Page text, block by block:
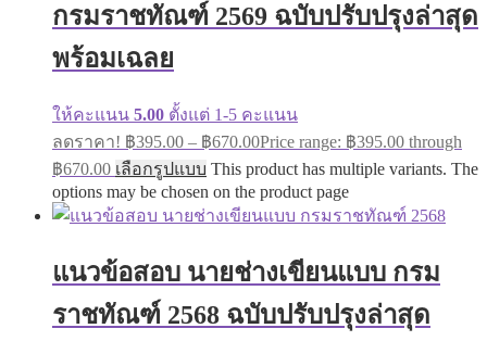
กรมราชทัณฑ์ 2569 ฉบับปรับปรุงล่าสุด
พร้อมเฉลย
ให้คะแนน 5.00 ตั้งแต่ 1-5 คะแนน
ลดราคา! ฿395.00 – ฿670.00Price range: ฿395.00 through
฿670.00 เลือกรูปแบบ This product has multiple variants. The
options may be chosen on the product page
แนวข้อสอบ นายช่างเขียนแบบ กรม
ราชทัณฑ์ 2568 ฉบับปรับปรุงล่าสุด